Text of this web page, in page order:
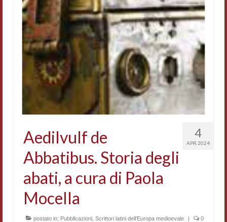
4
APR 2024
Aedilvulf de
Abbatibus. Storia degli
abati, a cura di Paola
Mocella
postato in: Pubblicazioni Scrittori latini dell'Europa medioevale | 0